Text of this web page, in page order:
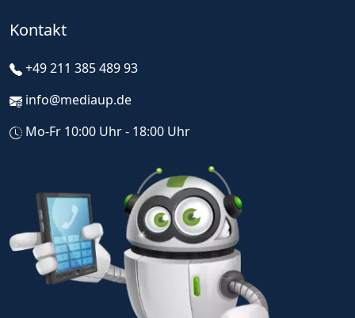
Kontakt
+49 211 385 489 93
info@mediaup.de
Mo-Fr 10:00 Uhr - 18:00 Uhr